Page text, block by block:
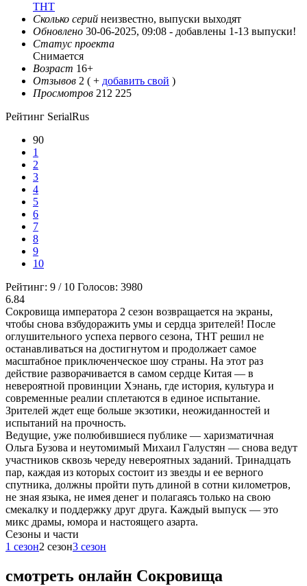
ТНТ
Сколько серий неизвестно, выпуски выходят
Обновлено 30-06-2025, 09:08 - добавлены 1-13 выпуски!
Статус проекта
Снимается
Возраст 16+
Отзывов 2 ( + добавить свой )
Просмотров 212 225
Рейтинг SerialRus
90
1
2
3
4
5
6
7
8
9
10
Рейтинг: 9 / 10 Голосов: 3980
6.84
Сокровища императора 2 сезон возвращается на экраны,
чтобы снова взбудоражить умы и сердца зрителей! После
оглушительного успеха первого сезона, ТНТ решил не
останавливаться на достигнутом и продолжает самое
масштабное приключенческое шоу страны. На этот раз
действие разворачивается в самом сердце Китая — в
невероятной провинции Хэнань, где история, культура и
современные реалии сплетаются в единое испытание.
Зрителей ждет еще больше экзотики, неожиданностей и
испытаний на прочность.
Ведущие, уже полюбившиеся публике — харизматичная
Ольга Бузова и неутомимый Михаил Галустян — снова ведут
участников сквозь череду невероятных заданий. Тринадцать
пар, каждая из которых состоит из звезды и ее верного
спутника, должны пройти путь длиной в сотни километров,
не зная языка, не имея денег и полагаясь только на свою
смекалку и поддержку друг друга. Каждый выпуск — это
микс драмы, юмора и настоящего азарта.
Cезоны и части
1 сезон2 сезон3 сезон
смотреть онлайн Сокровища